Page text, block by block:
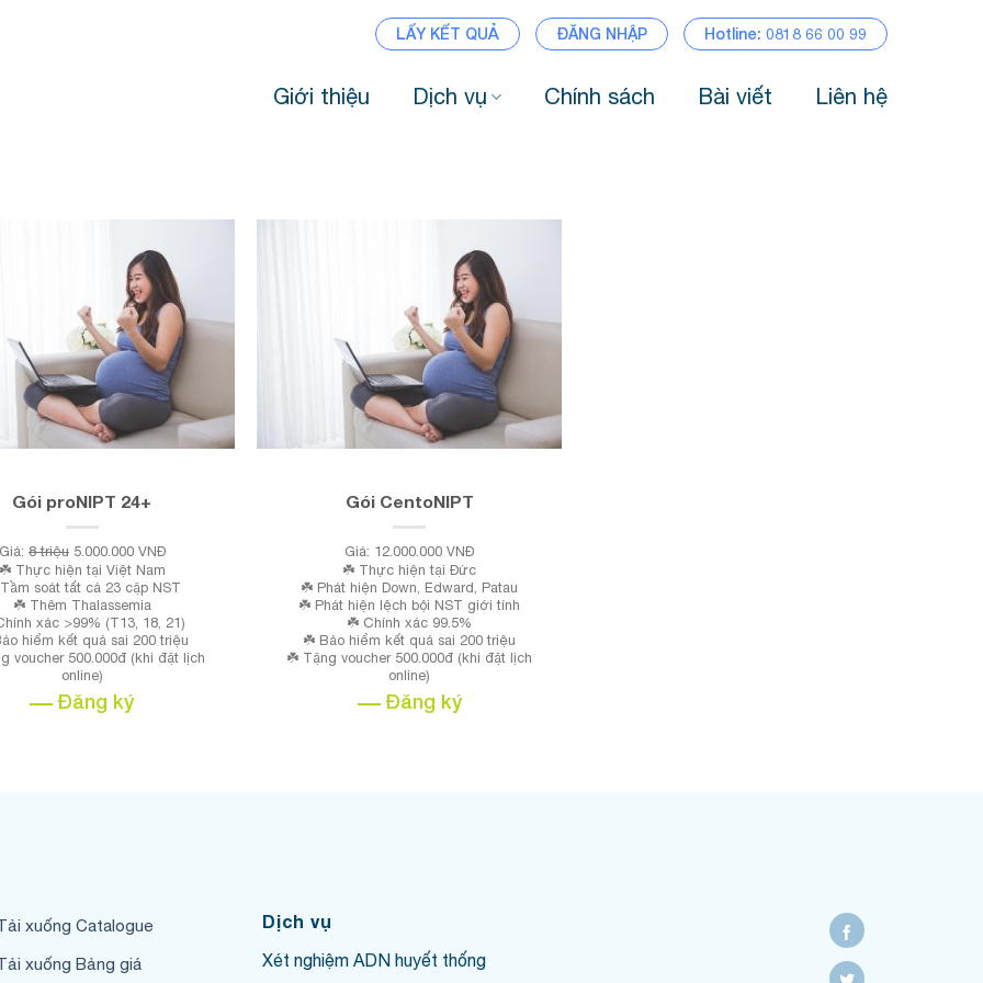
LẤY KẾT QUẢ ĐĂNG NHẬP Hotline: 0818 66 00 99
Giới thiệu Dịch vụ Chính sách Bài viết Liên hệ
Gói proNIPT 24+
Giá: 8 triệu5.000.000 VNĐ
☘️ Thực hiện tại Việt Nam
soát tất cả 23 cặp NST
☘️ Thêm Thalassemia
xác >99% (T13, 18, 21)
hiểm kết quả sai 200 triệu
voucher 500.000đ (khi đặt lịch
online)
Đăng ký
Gói CentoNIPT
Giá: 12.000.000 VNĐ
☘️ Thực hiện tại Đức
☘️ Phát hiện Down, Edward, Patau
☘️ Phát hiện lệch bội NST giới tính
☘️ Chính xác 99.5%
☘️ Bảo hiểm kết quả sai 200 triệu
☘️ Tặng voucher 500.000đ (khi đặt lịch
online)
Đăng ký
xuống Catalogue
xuống Bảng giá
Dịch vụ
Xét nghiệm ADN huyết thống